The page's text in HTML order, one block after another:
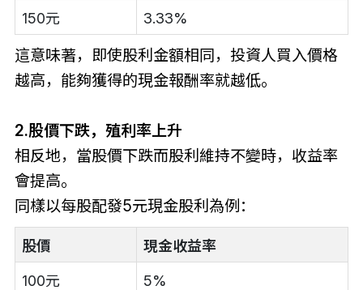
150元 3.33%
這意味著，即使股利金額相同，投資人買入價格
越高，能夠獲得的現金報酬率就越低。
2.股價下跌，殖利率上升
相反地，當股價下跌而股利維持不變時，收益率
會提高。
同樣以每股配發5元現金股利為例：
股價 現金收益率
100元 5%